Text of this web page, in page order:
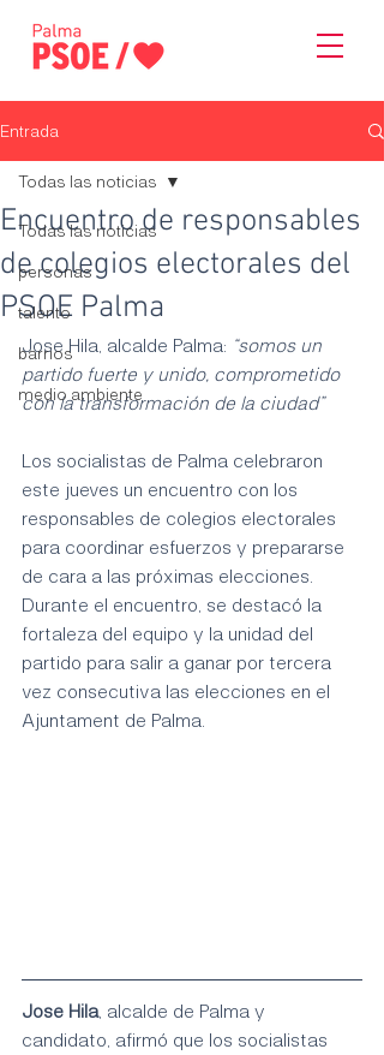
Entrada
Todas las noticias
personas
talento
barrios
medio ambiente
Todas las noticias
Encuentro de responsables
de colegios electorales del
PSOE Palma
Jose Hila, alcalde Palma: “somos un
partido fuerte y unido, comprometido
con la transformación de la ciudad”
Los socialistas de Palma celebraron
este jueves un encuentro con los
responsables de colegios electorales
para coordinar esfuerzos y prepararse
de cara a las próximas elecciones.
Durante el encuentro, se destacó la
fortaleza del equipo y la unidad del
partido para salir a ganar por tercera
vez consecutiva las elecciones en el
Ajuntament de Palma.
Jose Hila, alcalde de Palma y
candidato, afirmó que los socialistas